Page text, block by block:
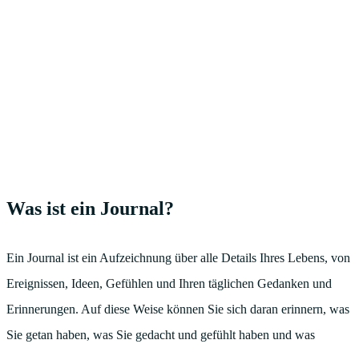
Was ist ein Journal?
Ein Journal ist ein Aufzeichnung über alle Details Ihres Lebens, von
Ereignissen, Ideen, Gefühlen und Ihren täglichen Gedanken und
Erinnerungen. Auf diese Weise können Sie sich daran erinnern, was
Sie getan haben, was Sie gedacht und gefühlt haben und was